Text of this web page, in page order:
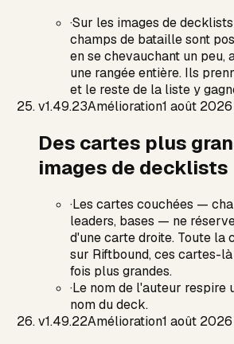
·Sur les images de
champs de bataille sont
en se chevauchant un peu,
une rangée entière. Ils
et le reste de la liste y
v1.49.23Amélioration1 août 2026
Des cartes plus
images de decklists
·Les cartes couchées —
leaders, bases — ne
d'une carte droite. Toute la
sur Riftbound, ces cartes-
fois plus grandes.
·Le nom de l'auteur respire
nom du deck.
v1.49.22Amélioration1 août 2026